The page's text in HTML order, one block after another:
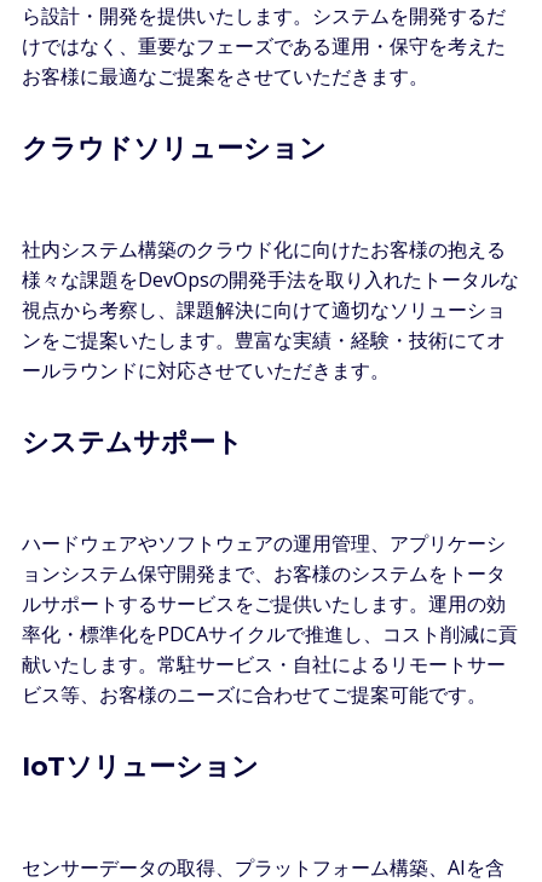
ら設計・開発を提供いたします。システムを開発するだ
けではなく、重要なフェーズである運用・保守を考えた
お客様に最適なご提案をさせていただきます。
クラウドソリューション
社内システム構築のクラウド化に向けたお客様の抱える
様々な課題をDevOpsの開発手法を取り入れたトータルな
視点から考察し、課題解決に向けて適切なソリューショ
ンをご提案いたします。豊富な実績・経験・技術にてオ
ールラウンドに対応させていただきます。
システムサポート
ハードウェアやソフトウェアの運用管理、アプリケーシ
ョンシステム保守開発まで、お客様のシステムをトータ
ルサポートするサービスをご提供いたします。運用の効
率化・標準化をPDCAサイクルで推進し、コスト削減に貢
献いたします。常駐サービス・自社によるリモートサー
ビス等、お客様のニーズに合わせてご提案可能です。
IoTソリューション
センサーデータの取得、プラットフォーム構築、AIを含